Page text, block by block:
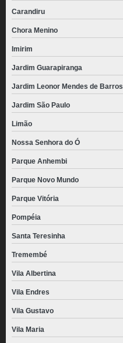
Carandiru
Chora Menino
Imirim
Jardim Guarapiranga
Jardim Leonor Mendes de Barros
Jardim São Paulo
Limão
Nossa Senhora do Ó
Parque Anhembi
Parque Novo Mundo
Parque Vitória
Pompéia
Santa Teresinha
Tremembé
Vila Albertina
Vila Endres
Vila Gustavo
Vila Maria